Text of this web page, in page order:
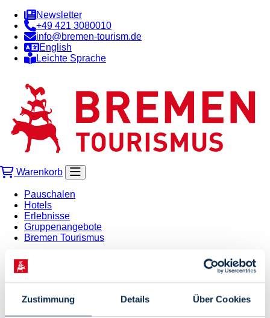
Newsletter
+49 421 3080010
info@bremen-tourism.de
English
Leichte Sprache
Warenkorb
Pauschalen
Hotels
Erlebnisse
Gruppenangebote
Bremen Tourismus
Zustimmung Details Über Cookies
Erlebnisgutscheine für
Bremen